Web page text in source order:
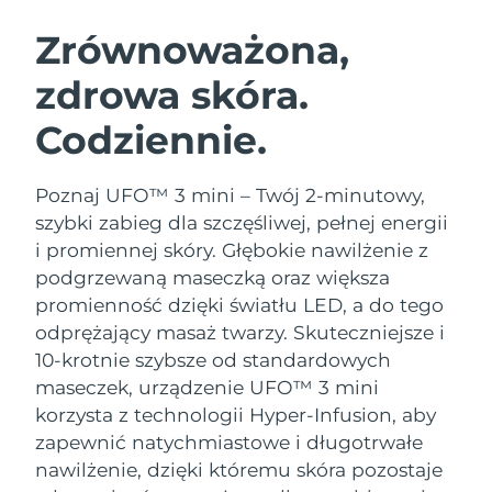
Zrównoważona,
zdrowa skóra.
Codziennie.
Poznaj UFO™ 3 mini – Twój 2-minutowy,
szybki zabieg dla szczęśliwej, pełnej energii
i promiennej skóry. Głębokie nawilżenie z
podgrzewaną maseczką oraz większa
promienność dzięki światłu LED, a do tego
odprężający masaż twarzy. Skuteczniejsze i
10-krotnie szybsze od standardowych
maseczek, urządzenie UFO™ 3 mini
korzysta z technologii Hyper-Infusion, aby
zapewnić natychmiastowe i długotrwałe
nawilżenie, dzięki któremu skóra pozostaje
Oczyszczanie twarzy
LUNA™ 4 zestaw
Anti-aging massage
LUNA™ 4 Plus
Massage, LED heating
LUNA™ 4 Men
For men, anti-aging massage
Lifting twarzy
BEAR™ 2 zestaw
Microcurrent toning
BEAR™ 2 go
Microcurrent toning on-the-go
BEAR™ 2 eyes & lips
Microcurrent line smoothing device
Nawilżenie
UFO™ 3 zestaw
Deep facial hydration
UFO™ 3 LED
Near-infrared and red light therapy
device
Pielęgnacja jamy
ustnej
issa™ 4
Hybrid silicone sonic toothbrush
issa™ 4 plus
Smart hybrid silicone sonic toothbrush
FAQ™ ZABIEG ANTI-AGING
Anti-aging Zabiegi LED
Australia
Austria
Bahrajn
Oczekiwany czas dostawy
8/11/26
Belgia
Oczekiwany czas dostawy
8/10/26
Bermudy
Oczekiwany czas dostawy
Bośnia i
Hercegowina
Oczekiwany czas dostawy
8/13/26
Oczekiwany czas dostawy